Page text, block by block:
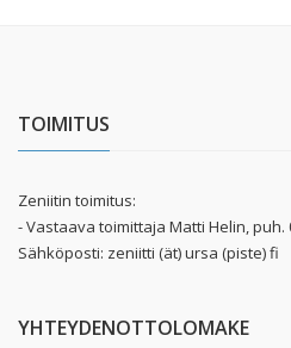
TOIMITUS
Zeniitin toimitus:
- Vastaava toimittaja Matti Helin, puh.
Sähköposti: zeniitti (ät) ursa (piste) fi
YHTEYDENOTTOLOMAKE